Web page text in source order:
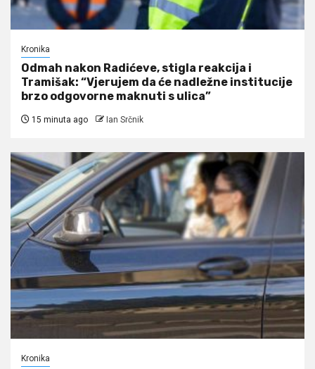
Kronika
Odmah nakon Radićeve, stigla reakcija i
Tramišak: “Vjerujem da će nadležne institucije
brzo odgovorne maknuti s ulica”
15 minuta ago Ian Srčnik
Kronika